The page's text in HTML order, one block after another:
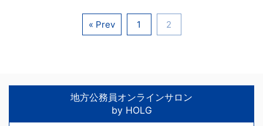
« Prev 1 2
地方公務員オンラインサロン
by HOLG